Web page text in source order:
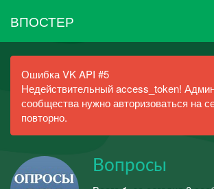
ВПОСТЕР
Ошибка VK API #5
Недействительный access_token!
сообщества нужно авторизоваться на
повторно.
Вопросы